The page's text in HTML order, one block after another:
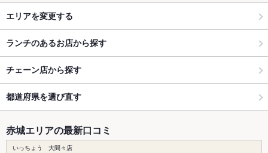
エリアを変更する
ランチのあるお店から探す
チェーン店から探す
都道府県を選び直す
赤城エリアの最新口コミ
いっちょう 大間々店